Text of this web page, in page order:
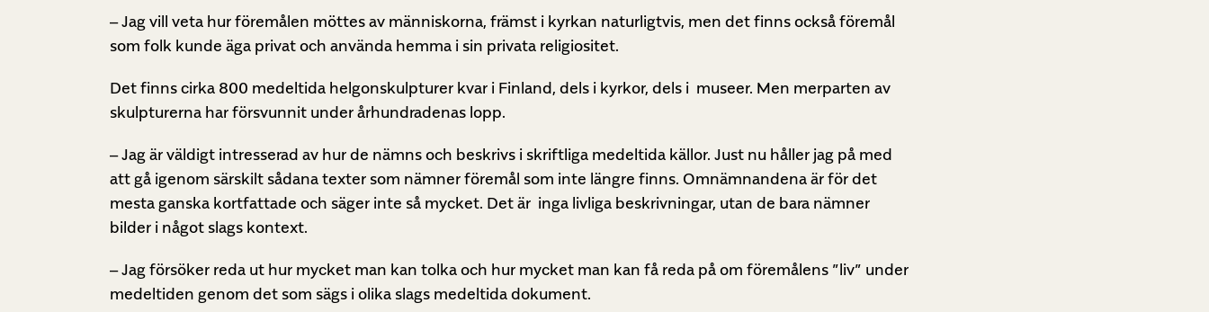
– Jag vill veta hur föremålen möttes av människorna, främst i kyrkan naturligtvis, men det finns också föremål
som folk kunde äga privat och använda hemma i sin privata religiositet.
Det finns cirka 800 medeltida helgonskulpturer kvar i Finland, dels i kyrkor, dels i museer. Men merparten av
skulpturerna har försvunnit under århundradenas lopp.
– Jag är väldigt intresserad av hur de nämns och beskrivs i skriftliga medeltida källor. Just nu håller jag på med
att gå igenom särskilt sådana texter som nämner föremål som inte längre finns. Omnämnandena är för det
mesta ganska kortfattade och säger inte så mycket. Det är inga livliga beskrivningar, utan de bara nämner
bilder i något slags kontext.
– Jag försöker reda ut hur mycket man kan tolka och hur mycket man kan få reda på om föremålens ”liv” under
medeltiden genom det som sägs i olika slags medeltida dokument.